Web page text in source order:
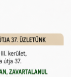
KOSÁRBA TESZEM